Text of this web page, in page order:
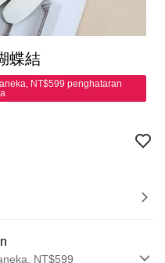
蝶結
NT$599 penghataran
NT$599